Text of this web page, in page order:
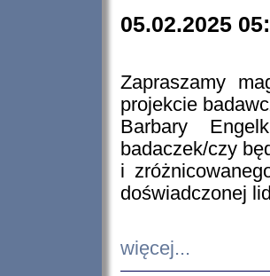
05.02.2025
Zapraszamy
projekcie
Barbary
badaczek/czy
i
doświadczonej
więcej...